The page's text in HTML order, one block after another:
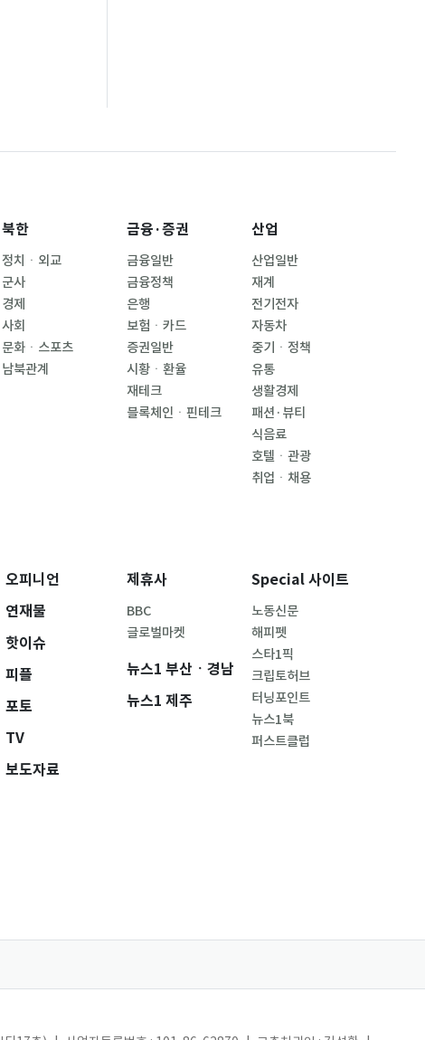
북한
정치ㆍ외교
군사
경제
사회
문화ㆍ스포츠
남북관계
금융·증권
금융일반
금융정책
은행
보험ㆍ카드
증권일반
시황ㆍ환율
재테크
블록체인ㆍ핀테크
산업
산업일반
재계
전기전자
자동차
중기ㆍ정책
유통
생활경제
패션·뷰티
식음료
호텔ㆍ관광
취업ㆍ채용
오피니언
연재물
핫이슈
피플
포토
TV
보도자료
제휴사
BBC
글로벌마켓
뉴스1 부산ㆍ경남
뉴스1 제주
Special 사이트
노동신문
해피펫
스타1픽
크립토허브
터닝포인트
뉴스1북
퍼스트클럽